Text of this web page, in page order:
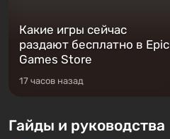
Какие игры сейчас
раздают бесплатно в Epic
Games Store
17 часов назад
Гайды и руководства